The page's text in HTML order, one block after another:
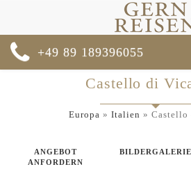
+49 89 189396055
Castello di
Europa » Italien » Castello
ANGEBOT
ANFORDERN
BILDERGALERIE